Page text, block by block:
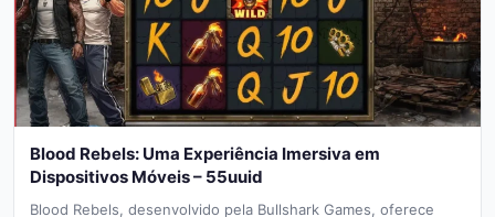
Blood Rebels: Uma Experiência Imersiva em
Dispositivos Móveis – 55uuid
Blood Rebels, desenvolvido pela Bullshark Games, oferece